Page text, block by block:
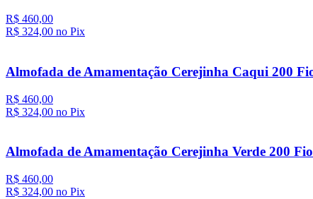
R$ 460,00
R$ 324,00 no Pix
Almofada de Amamentação Cerejinha Caqui 200
R$ 460,00
R$ 324,00 no Pix
Almofada de Amamentação Cerejinha Verde 200
R$ 460,00
R$ 324,00 no Pix